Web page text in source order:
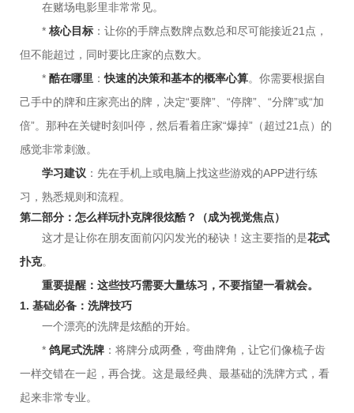
在赌场电影里非常常见。
* 核心目标 ：让你的手牌点数牌点数总和尽可能接近21点，
但不能超过，同时要比庄家的点数大。
* 酷在哪里 ：快速的决策和基本的概率心算。你需要根据自
己手中的牌和庄家亮出的牌，决定“要牌”、“停牌”、“分牌”或“加
倍”。那种在关键时刻叫停，然后看着庄家“爆掉”（超过21点）的
感觉非常刺激。
学习建议 ：先在手机上或电脑上找这些游戏的APP进行练
习，熟悉规则和流程。
第二部分：怎么样玩扑克牌很炫酷？（成为视觉焦点）
这才是让你在朋友面前闪闪发光的秘诀！这主要指的是花式
扑克。
重要提醒：这些技巧需要大量练习，不要指望一看就会。
1. 基础必备：洗牌技巧
一个漂亮的洗牌是炫酷的开始。
* 鸽尾式洗牌 ：将牌分成两叠，弯曲牌角，让它们像梳子齿
一样交错在一起，再合拢。这是最经典、最基础的洗牌方式，看
起来非常专业。